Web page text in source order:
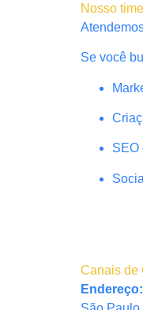
Nosso
Se você
SEO
Canais de
Endereço: